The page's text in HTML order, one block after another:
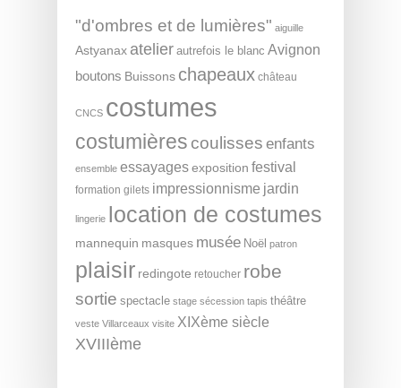
"d'ombres et de lumières" aiguille
Astyanax atelier autrefois le blanc Avignon
boutons Buissons chapeaux château
CNCS costumes
costumières coulisses enfants
ensemble essayagesexposition festival
formation gilets impressionnisme jardin
lingerie location de costumes
mannequin masques musée Noël patron
plaisir redingote retoucher robe
sortie spectacle stage sécession tapis théâtre
veste Villarceaux visite XIXème siècle
XVIIIème